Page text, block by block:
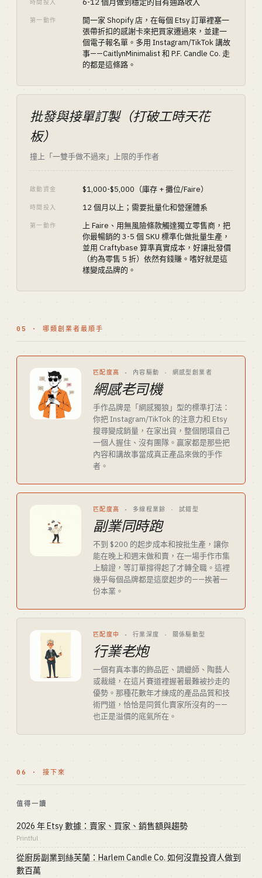
時間投入 6-12 個月做到穩定的自有通路收入
第一動作
開一家 Shopify 店，在每個 Etsy 訂單裡塞一
張帶折扣的感謝卡來把買家遷過來，並建一
個電子報名單。多用 Instagram/TikTok 講故
事——CaitlynMinimalist 和 P.F. Candle Co. 走
的都是這條路。
批發與接單訂製（打破工時天花
板）
撞上「一雙手做不過來」上限的手作者
啟動資金 $1,000-$5,000（庫存 + 攤位/Faire）
時間投入 12 個月以上；需要批量化和營運體系
第一動作
上 Faire、用無風險條款觸達獨立零售商，把
你最暢銷的 3-5 個 SKU 標準化做批量生產，
並用 Craftybase 算準真實成本，好讓批發價
（約為零售 5 折）依然有錢賺。嗜好就是這
樣變成品牌的。
05 · 哪類創業者最順手
匹配度高 · 內容驅動 · 網感型創業者
網感老司機
手作品牌是「網感獨狼」型的標準打法：
你把 Instagram/TikTok 的注意力和 Etsy
搜尋變成銷量，在家出貨，整個閉環自己
一個人握住、沒有團隊。贏家都是那些把
內容和講故事當成真正產品來做的手作
者。
匹配度高 · 多線程業餘 · 試錯型
副業同時跑
不到 $200 的起步成本和按批生產，讓你
能在晚上和週末做和賣，在一場手作市集
上驗證，等訂單撐得起了才轉全職。這裡
幾乎每個品牌都是這麼起步的——挨著一
份本業。
匹配度中 · 行業深度 · 關係驅動型
行業老炮
一個有真本事的飾品匠、調蠟師、陶藝人
或裁縫，在這片賽道裡握著最難被抄走的
優勢。那種花數年才練成的產品品質和技
術門道，恰恰是同質化賣家所沒有的——
也正是溢價的底氣所在。
06 · 接下來
值得一讀
2026 年 Etsy 數據：賣家、買家、銷售額與趨勢
Printful
從廚房副業到絲芙蘭：Harlem Candle Co. 如何沒靠投資人做到
數百萬